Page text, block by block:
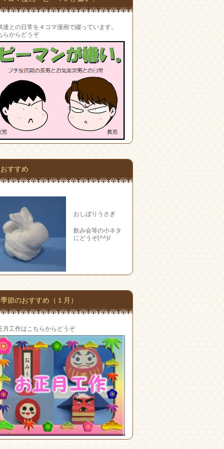
達との日常を４コマ漫画で綴っています。
らからどうぞ
おすすめ
おしぼりうさぎ
飲み会等の小ネタ
にどうぞ(^^)/
季節のおすすめ（１月）
月工作はこちらからどうぞ